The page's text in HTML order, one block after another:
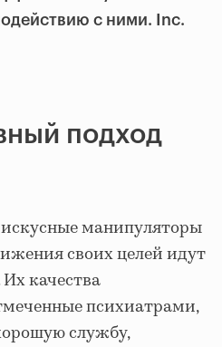
с ними. Inc.
подход
манипуляторы
своих целей идут
качества
психиатрами,
службу,